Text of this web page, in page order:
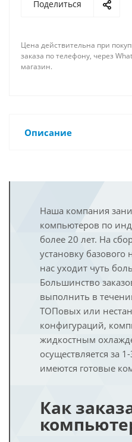
Поделиться
Цена действительна при
заказа по телефону, через
магазин.
Описание
Наша компания
компьютеров по
более 20 лет. На
установку
нас уходит чуть
Большинство
выполнить в
ТОПовых или
конфигураций,
жидкостным
осуществляется за
имеются готовые
Как